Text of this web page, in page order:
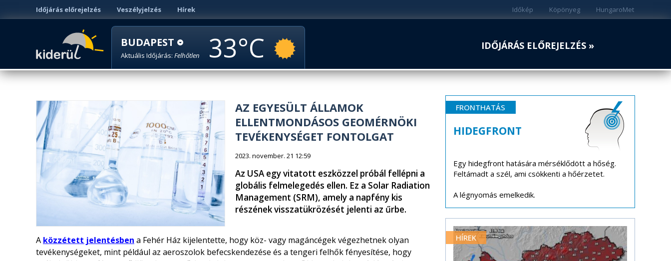
Időjárás előrejelzés Veszélyjelzés Hírek HungaroMet
Köpönyeg
Időkép
BUDAPEST
Aktuális Időjárás: Felhőtlen 33 IDŐJÁRÁS ELŐREJELZÉS »
AZ EGYESÜLT ÁLLAMOK
ELLENTMONDÁSOS GEOMÉRNÖKI
TEVÉKENYSÉGET FONTOLGAT
2023. november. 21 12:59
Az USA egy vitatott eszközzel próbál fellépni a
globális felmelegedés ellen. Ez a Solar Radiation
Management (SRM), amely a napfény kis
részének visszatükrözését jelenti az űrbe.
A közzétett jelentésben a Fehér Ház kijelentette, hogy köz- vagy magáncégek végezhetnek olyan
tevékenységeket, mint például az aeroszolok befecskendezése és a tengeri felhők fényesítése, hogy
FRONTHATÁS
HIDEGFRONT
Egy hidegfront hatására mérséklődött a hőség.
Feltámadt a szél, ami csökkenti a hőérzetet.
A légnyomás emelkedik.
HÍREK